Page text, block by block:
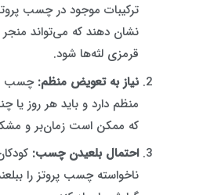
ترکیبات موجود در چسب
نشان دهند که می‌تواند منجر
قرمزی لثه‌ها شود.
نیاز به تعویض منظم: چسب
منظم دارد و باید هر روز یا
که ممکن است زمان‌بر و
احتمال بلعیدن چسب:
ناخواسته چسب پروتز را